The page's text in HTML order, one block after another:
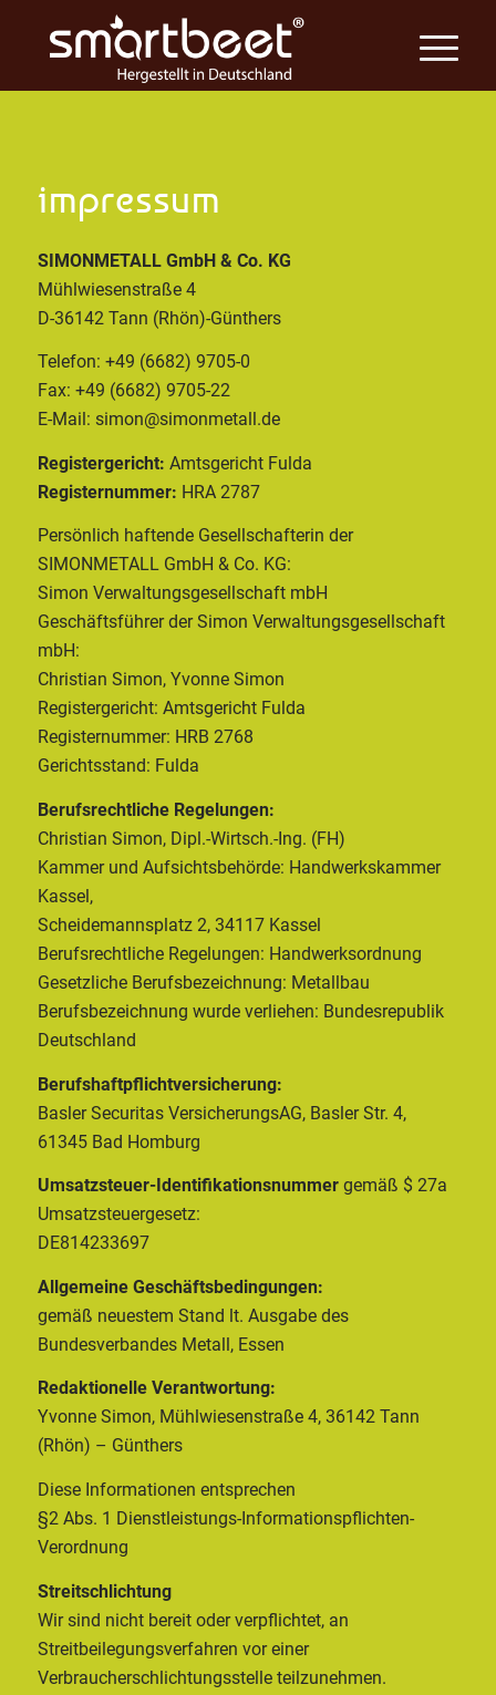
impressum
SIMONMETALL GmbH & Co. KG
Mühlwiesenstraße 4
D-36142 Tann (Rhön)-Günthers
Telefon: +49 (6682) 9705-0
Fax: +49 (6682) 9705-22
E-Mail: simon@simonmetall.de
Registergericht: Amtsgericht Fulda
Registernummer: HRA 2787
Persönlich haftende Gesellschafterin der
SIMONMETALL GmbH & Co. KG:
Simon Verwaltungsgesellschaft mbH
Geschäftsführer der Simon Verwaltungsgesellschaft
mbH:
Christian Simon, Yvonne Simon
Registergericht: Amtsgericht Fulda
Registernummer: HRB 2768
Gerichtsstand: Fulda
Berufsrechtliche Regelungen:
Christian Simon, Dipl.-Wirtsch.-Ing. (FH)
Kammer und Aufsichtsbehörde: Handwerkskammer
Kassel,
Scheidemannsplatz 2, 34117 Kassel
Berufsrechtliche Regelungen: Handwerksordnung
Gesetzliche Berufsbezeichnung: Metallbau
Berufsbezeichnung wurde verliehen: Bundesrepublik
Deutschland
Berufshaftpflichtversicherung:
Basler Securitas VersicherungsAG, Basler Str. 4,
61345 Bad Homburg
Umsatzsteuer-Identifikationsnummergemäß $ 27a
Umsatzsteuergesetz:
DE814233697
Allgemeine Geschäftsbedingungen:
gemäß neuestem Stand lt. Ausgabe des
Bundesverbandes Metall, Essen
Redaktionelle Verantwortung:
Yvonne Simon, Mühlwiesenstraße 4, 36142 Tann
(Rhön) – Günthers
Diese Informationen entsprechen
§2 Abs. 1 Dienstleistungs-Informationspflichten-
Verordnung
Streitschlichtung
Wir sind nicht bereit oder verpflichtet, an
Streitbeilegungsverfahren vor einer
Verbraucherschlichtungsstelle teilzunehmen.